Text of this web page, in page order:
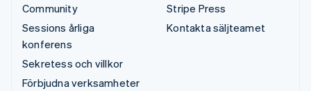
Community
Sessions årliga
konferens
Sekretess och villkor
Förbjudna verksamheter
Stripe Press
Kontakta säljteamet